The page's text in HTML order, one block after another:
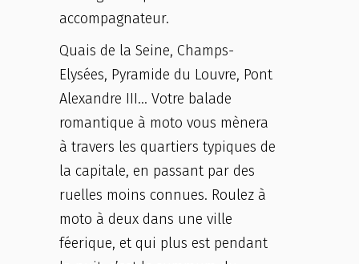
accompagnateur.
Quais de la Seine, Champs-
Elysées, Pyramide du Louvre, Pont
Alexandre III… Votre balade
romantique à moto vous mènera
à travers les quartiers typiques de
la capitale, en passant par des
ruelles moins connues. Roulez à
moto à deux dans une ville
féerique, et qui plus est pendant